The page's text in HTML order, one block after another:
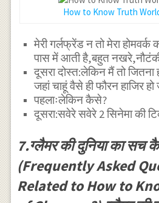
How to Know Truth
मेरी गर्लफ्रेंड न तो मेरा
पास में आती है,बहुत
दूसरा दोस्त:लेकिन मैं तो जितना
जहां चाहूं वैसे ही फौरन हाजिर हो
पहलाःलेकिन कैसे?
दूसरा:सवेरे सवेरे 2 सिनेमा की
7.ग्लैमर की दुनिया का सच
(Frequently Asked
Related to How to